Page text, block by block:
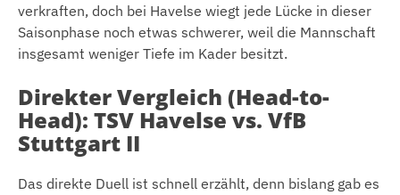
verkraften, doch bei Havelse wiegt jede Lücke in dieser
Saisonphase noch etwas schwerer, weil die Mannschaft
insgesamt weniger Tiefe im Kader besitzt.
Direkter Vergleich (Head-to-
Head): TSV Havelse vs. VfB
Stuttgart II
Das direkte Duell ist schnell erzählt, denn bislang gab es